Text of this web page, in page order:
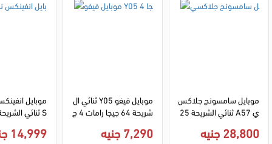
موبايل سامسونج جلاكس
ي A57 ثنائي الشريحة 25
- ازرق
28,800 جنيه
موبايل فيفو Y05 ثنائي ال
شريحة 64 جيجا رامات 4 ج
7,290 جنيه 14,999 جنيه